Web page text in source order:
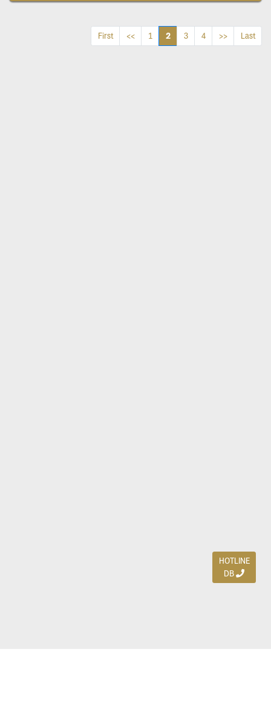
First << 1 2 3 4 >> Last
HOTLINE
DB